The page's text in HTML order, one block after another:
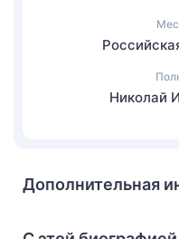
Николай
Дополнительная